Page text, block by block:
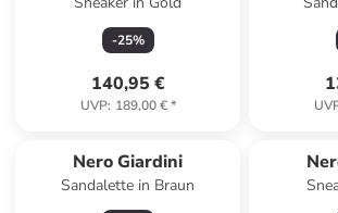
-25%
140,95 €
UVP: 189,00 €*
Nero Giardini
Sandalette in Braun